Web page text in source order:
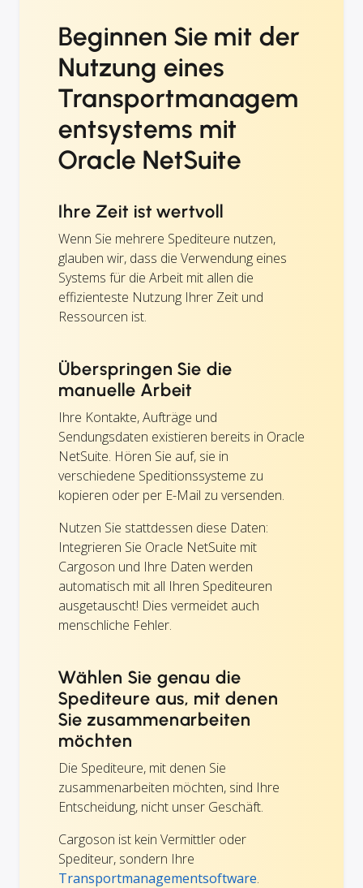
Beginnen Sie mit der
Nutzung eines
Transportmanagem
entsystems mit
Oracle NetSuite
Ihre Zeit ist wertvoll
Wenn Sie mehrere Spediteure nutzen,
glauben wir, dass die Verwendung eines
Systems für die Arbeit mit allen die
effizienteste Nutzung Ihrer Zeit und
Ressourcen ist.
Überspringen Sie die
manuelle Arbeit
Ihre Kontakte, Aufträge und
Sendungsdaten existieren bereits in Oracle
NetSuite. Hören Sie auf, sie in
verschiedene Speditionssysteme zu
kopieren oder per E-Mail zu versenden.
Nutzen Sie stattdessen diese Daten:
Integrieren Sie Oracle NetSuite mit
Cargoson und Ihre Daten werden
automatisch mit all Ihren Spediteuren
ausgetauscht! Dies vermeidet auch
menschliche Fehler.
Wählen Sie genau die
Spediteure aus, mit denen
Sie zusammenarbeiten
möchten
Die Spediteure, mit denen Sie
zusammenarbeiten möchten, sind Ihre
Entscheidung, nicht unser Geschäft.
Cargoson ist kein Vermittler oder
Spediteur, sondern Ihre
Transportmanagementsoftware.